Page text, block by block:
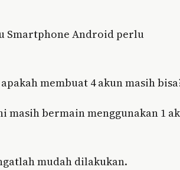
Smartphone Android perlu
membuat 4 akun masih
masih bermain menggunakan 1
mudah dilakukan.